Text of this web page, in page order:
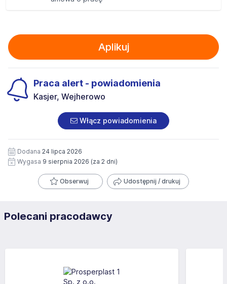
Aplikuj
Praca alert - powiadomienia
Kasjer, Wejherowo
Włącz powiadomienia
Dodana 24 lipca 2026
Wygasa 9 sierpnia 2026 (za 2 dni)
Obserwuj Udostępnij / drukuj
Polecani pracodawcy